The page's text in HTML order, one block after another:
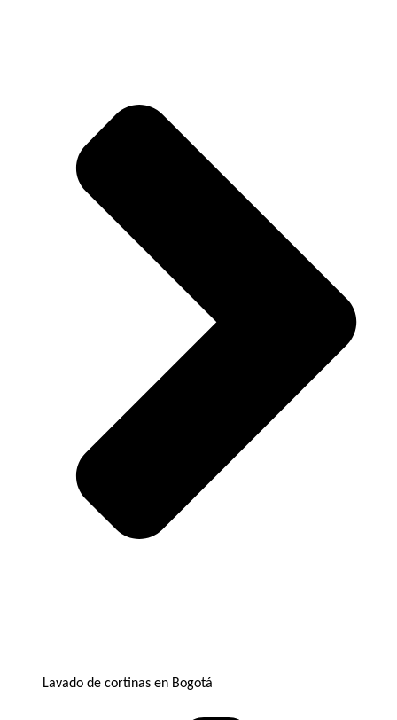
Lavado de cortinas en Bogotá